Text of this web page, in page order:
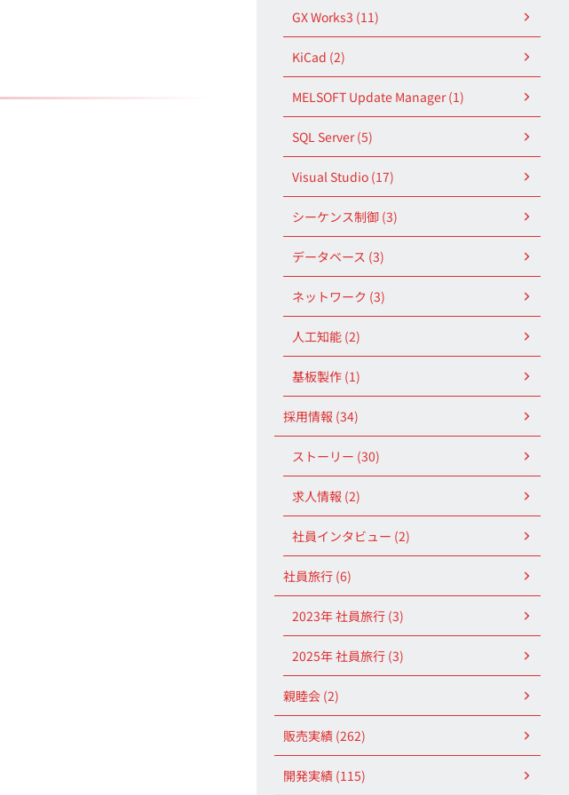
GX Works3 (11)
KiCad (2)
MELSOFT Update Manager (1)
SQL Server (5)
Visual Studio (17)
シーケンス制御 (3)
データベース (3)
ネットワーク (3)
人工知能 (2)
基板製作 (1)
採用情報 (34)
ストーリー (30)
求人情報 (2)
社員インタビュー (2)
社員旅行 (6)
2023年 社員旅行 (3)
2025年 社員旅行 (3)
親睦会 (2)
販売実績 (262)
開発実績 (115)